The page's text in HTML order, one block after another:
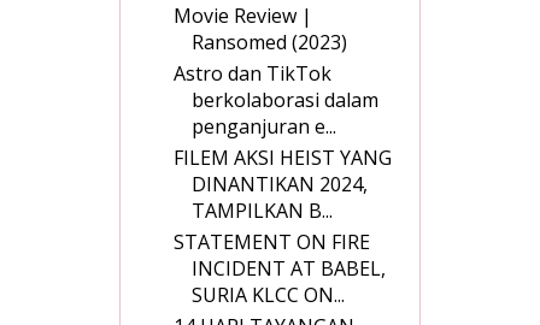
Movie Review |
Ransomed (2023)
Astro dan TikTok
berkolaborasi dalam
penganjuran e...
FILEM AKSI HEIST YANG
DINANTIKAN 2024,
TAMPILKAN B...
STATEMENT ON FIRE
INCIDENT AT BABEL,
SURIA KLCC ON...